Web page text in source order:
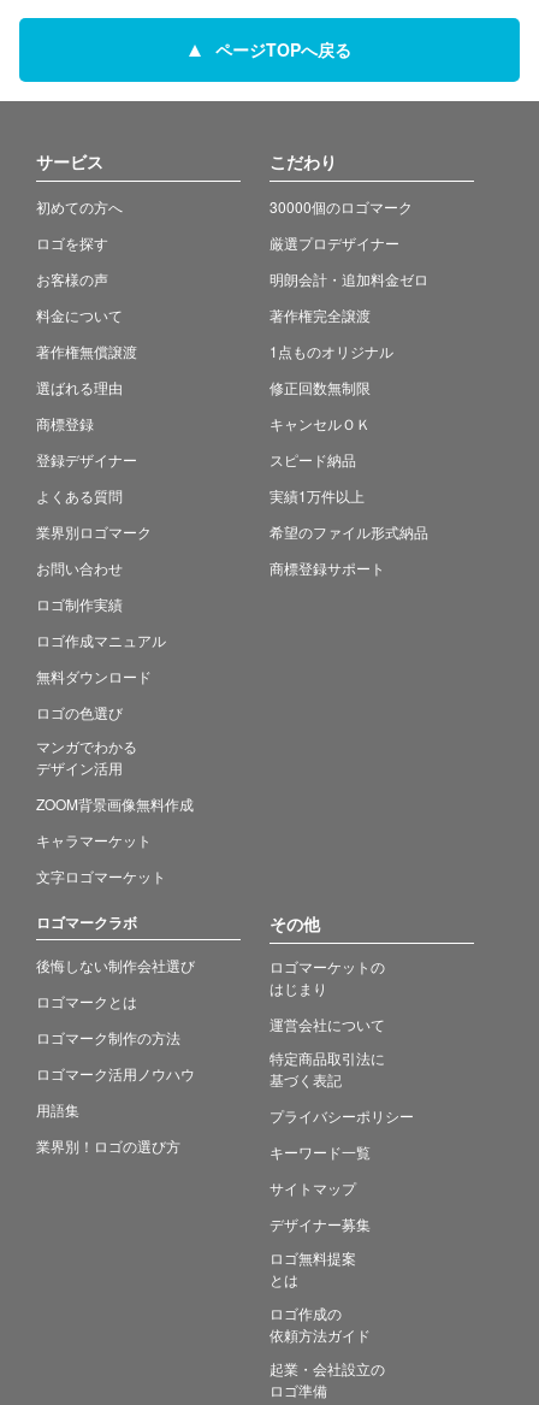
ページTOPへ戻る
サービス
初めての方へ
ロゴを探す
お客様の声
料金について
著作権無償譲渡
選ばれる理由
商標登録
登録デザイナー
よくある質問
業界別ロゴマーク
お問い合わせ
ロゴ制作実績
ロゴ作成マニュアル
無料ダウンロード
ロゴの色選び
マンガでわかる
デザイン活用
ZOOM背景画像無料作成
キャラマーケット
文字ロゴマーケット
こだわり
30000個のロゴマーク
厳選プロデザイナー
明朗会計・追加料金ゼロ
著作権完全譲渡
1点ものオリジナル
修正回数無制限
キャンセルＯＫ
スピード納品
実績1万件以上
希望のファイル形式納品
商標登録サポート
ロゴマークラボ
後悔しない制作会社選び
ロゴマークとは
ロゴマーク制作の方法
ロゴマーク活用ノウハウ
用語集
業界別！ロゴの選び方
その他
ロゴマーケットの
はじまり
運営会社について
特定商品取引法に
基づく表記
プライバシーポリシー
キーワード一覧
サイトマップ
デザイナー募集
ロゴ無料提案
とは
ロゴ作成の
依頼方法ガイド
起業・会社設立の
ロゴ準備